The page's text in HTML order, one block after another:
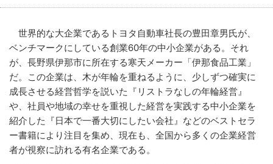
世界的な大企業であるトヨタ自動車社長の豊田章男氏が、
ベンチマークにしている創業60年の中小企業がある。それ
が、長野県伊那市に所在する寒天メーカー「伊那食品工業」
だ。この企業は、木が年輪を重ねるように、少しずつ確実に
成長させる経営哲学を説いた『リストラなしの年輪経営』
や、社員や地域の幸せを重視した経営を実践する中小企業を
紹介した『日本で一番大切にしたい会社』などのベストセラ
ー書籍により注目を集め、現在も、全国から多くの企業経営
者が視察に訪れる有名企業である。